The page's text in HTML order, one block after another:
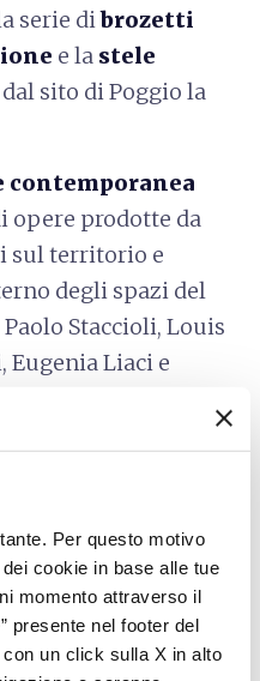
Per questo motivo
cookie in base alle tue
momento attraverso il
presente nel footer del
un click sulla X in alto
serie dibrozetti
e la stele
dal sito di Poggio la
contemporanea
opere prodotte da
sul territorio e
degli spazi del
Staccioli, Louis
Eugenia Liaci e
a cui il